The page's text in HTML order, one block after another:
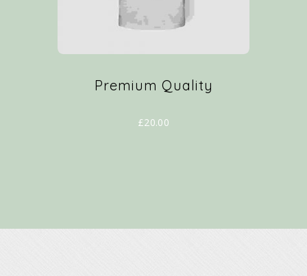
Premium Quality
£20.00